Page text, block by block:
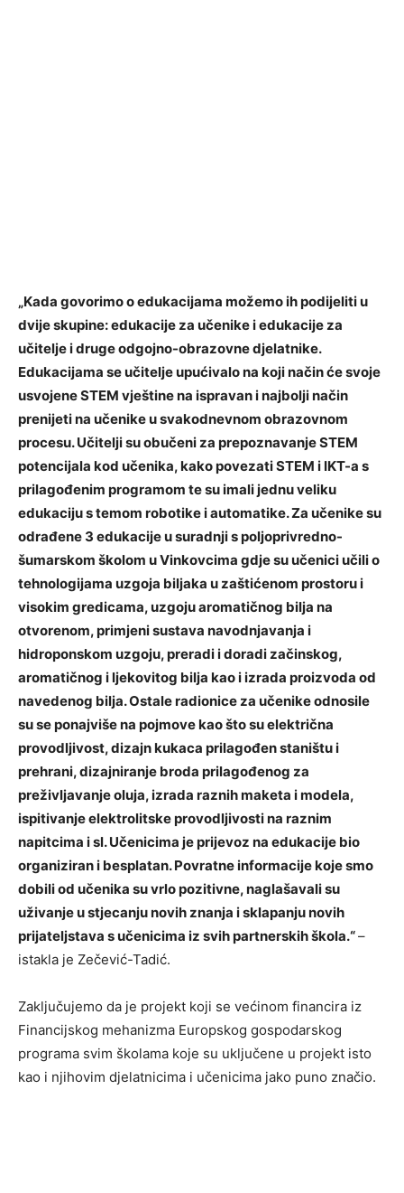
„Kada govorimo o edukacijama možemo ih podijeliti u
dvije skupine: edukacije za učenike i edukacije za
učitelje i druge odgojno-obrazovne djelatnike.
Edukacijama se učitelje upućivalo na koji način će svoje
usvojene STEM vještine na ispravan i najbolji način
prenijeti na učenike u svakodnevnom obrazovnom
procesu. Učitelji su obučeni za prepoznavanje STEM
potencijala kod učenika, kako povezati STEM i IKT-a s
prilagođenim programom te su imali jednu veliku
edukaciju s temom robotike i automatike. Za učenike su
odrađene 3 edukacije u suradnji s poljoprivredno-
šumarskom školom u Vinkovcima gdje su učenici učili o
tehnologijama uzgoja biljaka u zaštićenom prostoru i
visokim gredicama, uzgoju aromatičnog bilja na
otvorenom, primjeni sustava navodnjavanja i
hidroponskom uzgoju, preradi i doradi začinskog,
aromatičnog i ljekovitog bilja kao i izrada proizvoda od
navedenog bilja. Ostale radionice za učenike odnosile
su se ponajviše na pojmove kao što su električna
provodljivost, dizajn kukaca prilagođen staništu i
prehrani, dizajniranje broda prilagođenog za
preživljavanje oluja, izrada raznih maketa i modela,
ispitivanje elektrolitske provodljivosti na raznim
napitcima i sl. Učenicima je prijevoz na edukacije bio
organiziran i besplatan. Povratne informacije koje smo
dobili od učenika su vrlo pozitivne, naglašavali su
uživanje u stjecanju novih znanja i sklapanju novih
prijateljstava s učenicima iz svih partnerskih škola.“–
istakla je Zečević-Tadić.
Zaključujemo da je projekt koji se većinom financira iz
Financijskog mehanizma Europskog gospodarskog
programa svim školama koje su uključene u projekt isto
kao i njihovim djelatnicima i učenicima jako puno značio.